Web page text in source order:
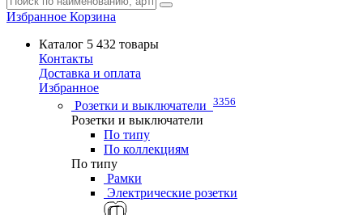
Избранное Корзина
Каталог 5 432 товары
Контакты
Доставка и оплата
Избранное
Розетки и выключатели 3356
Розетки и выключатели
По типу
По коллекциям
По типу
Рамки
Электрические розетки